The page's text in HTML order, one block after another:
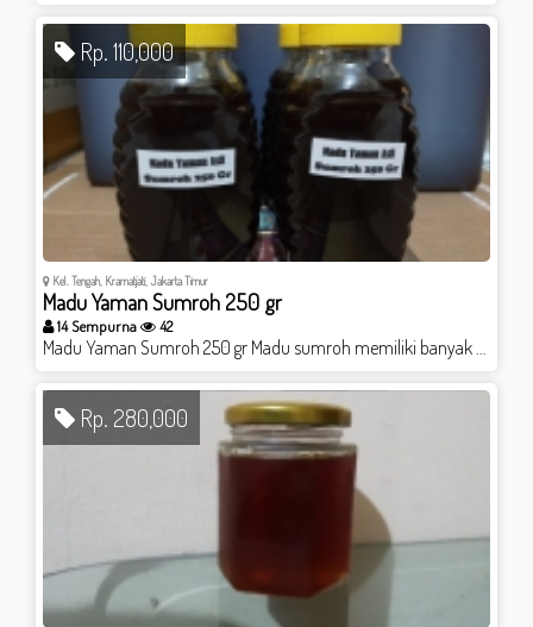
Rp. 110,000
Kel. Tengah, Kramatjati, Jakarta Timur
Madu Yaman Sumroh 250 gr
14 Sempurna 42
Madu Yaman Sumroh 250 gr Madu sumroh memiliki banyak manfaat, diantaranya : - Madu ini merupakan solusi dari diabetes. Bahkan di yaman madu ini disebut sebagai insulin nabati. - Bermanfaat untuk mengeluarkan sesuatu yang bukan dari tubuh seperti virus, racun dan bakteri. - Pengobatan untuk toxo plasma dan toxo rubella. - Solusi bagi wanita yang memiliki darah haid yang tidak normal dan tidak teratur. - Membersihkan rahim setelah melahirkan dan akibat keguguran tanpa harus operasi kuret.
Rp. 280,000